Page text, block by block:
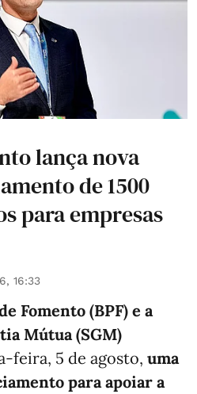
lança nova
de 1500
para empresas
16:33
Fomento (BPF) e a
Mútua (SGM)
feira, 5 de agosto, uma
para apoiar a